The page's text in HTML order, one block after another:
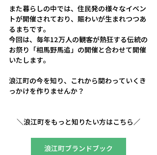
また暮らしの中では、住民発の様々なイベン
トが開催されており、賑わいが生まれつつあ
るまちです。
今回は、毎年12万人の観客が熱狂する伝統の
お祭り「相馬野馬追」の開催と合わせて開催
いたします。
​浪江町の今を知り、これから関わっていくき
っかけを作りませんか？
＼浪江町をもっと知りたい方はこちら／
浪江町ブランドブック